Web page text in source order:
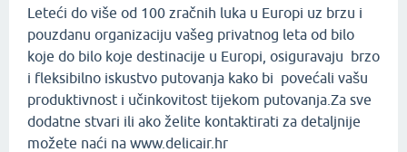
Leteći do više od 100 zračnih luka u Europi uz brzu i
pouzdanu organizaciju vašeg privatnog leta od bilo
koje do bilo koje destinacije u Europi, osiguravaju brzo
i fleksibilno iskustvo putovanja kako bi povećali vašu
produktivnost i učinkovitost tijekom putovanja.Za sve
dodatne stvari ili ako želite kontaktirati za detaljnije
možete naći na www.delicair.hr